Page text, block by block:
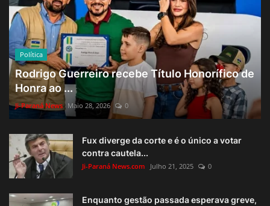
Política
Rodrigo Guerreiro recebe Título Honorífico de
Honra ao ...
Ji-Paraná News Maio 28, 2026 0
Fux diverge da corte e é o único a votar
contra cautela...
Ji-Paraná News.com Julho 21, 2025 0
Enquanto gestão passada esperava greve,